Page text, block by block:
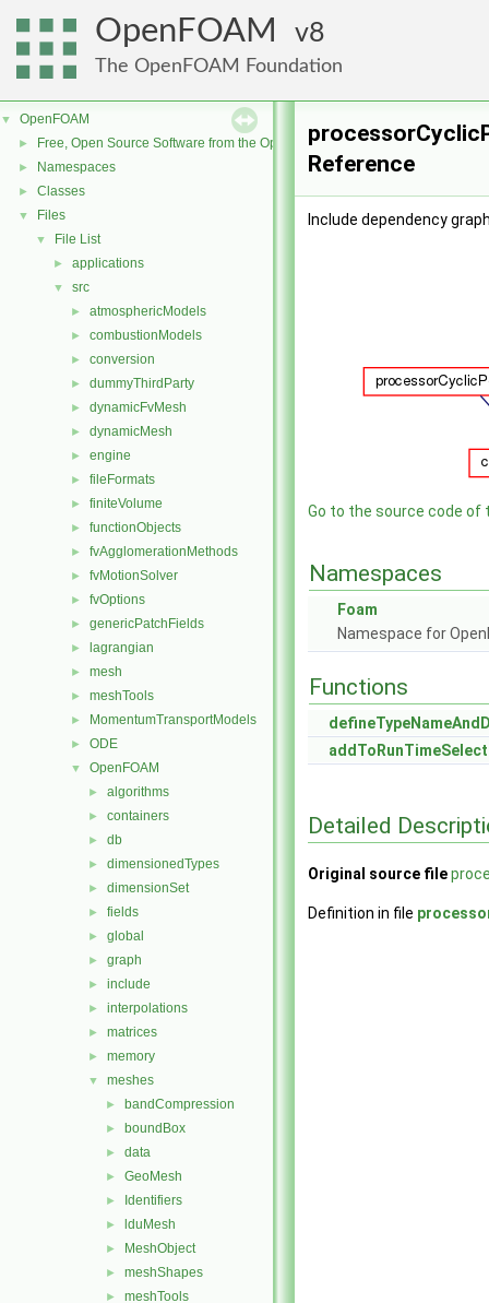
OpenFOAM 8
The OpenFOAM Foundation
▼ OpenFOAM
► Free, Open Source Software from the OpenFOAM Foundation
► Namespaces
► Classes
▼ Files
▼ File List
► applications
▼ src
► atmosphericModels
► combustionModels
► conversion
► dummyThirdParty
► dynamicFvMesh
► dynamicMesh
► engine
► fileFormats
► finiteVolume
► functionObjects
► fvAgglomerationMethods
► fvMotionSolver
► fvOptions
► genericPatchFields
► lagrangian
► mesh
► meshTools
► MomentumTransportModels
► ODE
▼ OpenFOAM
► algorithms
► containers
► db
► dimensionedTypes
► dimensionSet
► fields
► global
► graph
► include
► interpolations
► matrices
► memory
▼ meshes
► bandCompression
► boundBox
► data
► GeoMesh
► Identifiers
► lduMesh
► MeshObject
► meshShapes
► meshTools
Reference
Include dependency
Go to the source code of
Namespaces
Foam
Namespace for
Functions
Detailed
Original source file
Definition in file